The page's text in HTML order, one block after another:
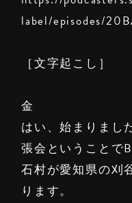
label/episodes/
［文字起こし］
金
はい、始まりまし
張会ということで
石村が愛知県の刈
ります。